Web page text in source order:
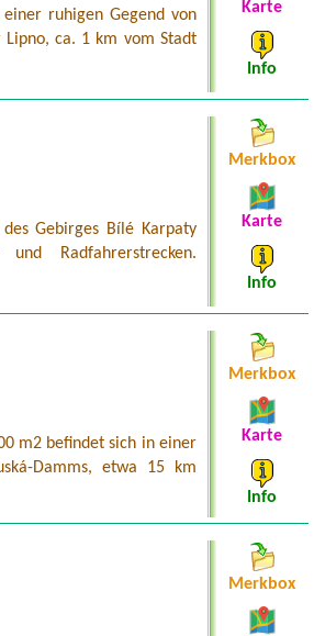
ruhigen Gegend von
Lipno, ca. 1 km vom Stadt
Karte
Info
Gebirges Bílé Karpaty
Radfahrerstrecken.
Merkbox
Karte
Info
m2 befindet sich in einer
Damms, etwa 15 km
Merkbox
Karte
Info
Merkbox